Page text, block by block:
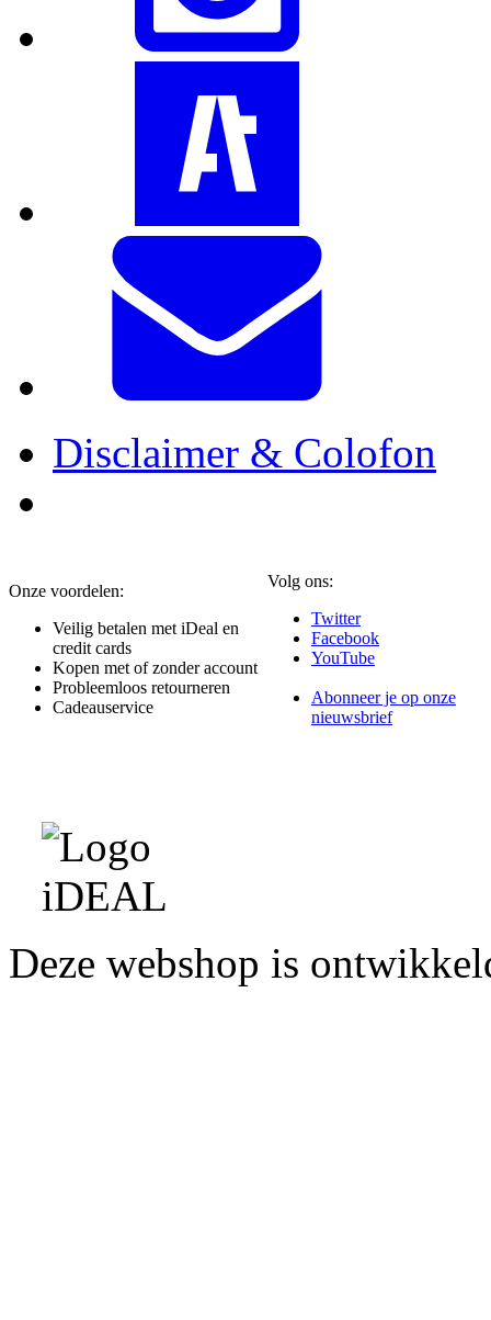
Disclaimer & Colofon
Onze voordelen:
Veilig betalen met iDeal en
credit cards
Kopen met of zonder account
Probleemloos retourneren
Cadeauservice
Volg ons:
Twitter
Facebook
YouTube
Abonneer je op onze
nieuwsbrief
Deze webshop is